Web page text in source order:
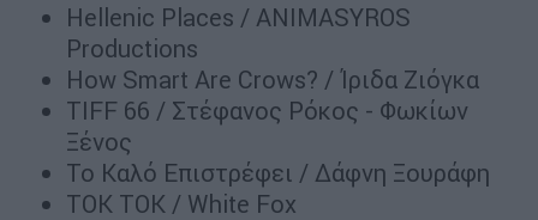
Hellenic Places / ANIMASYROS
Productions
How Smart Are Crows? / Ίριδα Ζιόγκα
TIFF 66 / Στέφανος Ρόκος - Φωκίων
Ξένος
Το Καλό Επιστρέφει / Δάφνη Ξουράφη
TOK TOK / White Fox